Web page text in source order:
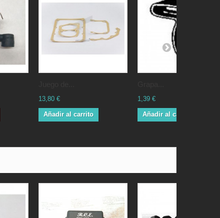
13,80 €
Añadir al carrito
1,39 €
Añadir al carrito